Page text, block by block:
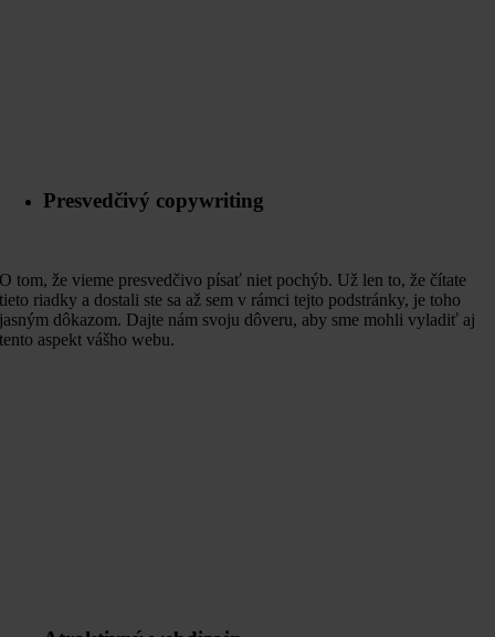
Presvedčivý copywriting
O tom, že vieme presvedčivo písať niet pochýb. Už len to, že čítate
tieto riadky a dostali ste sa až sem v rámci tejto podstránky, je toho
jasným dôkazom. Dajte nám svoju dôveru, aby sme mohli vyladiť aj
tento aspekt vášho webu.